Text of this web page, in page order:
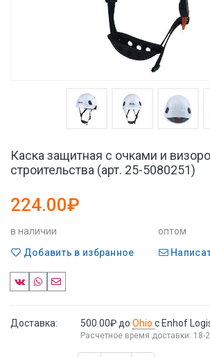
Каска защитная с очками и
строительства (арт. 25-5080251)
224.00₽
в наличии
оптом
Добавить в избранное
Доставка: 500.00₽ до Ohio с Enhof
Расчетное время доставки: 18-